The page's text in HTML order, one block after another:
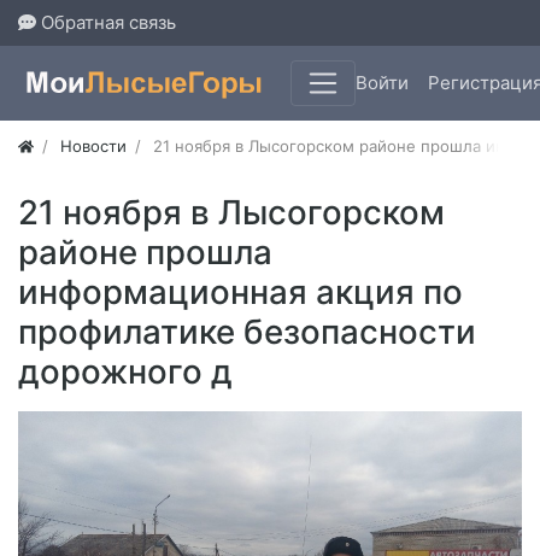
Обратная связь
Войти
Новости 21 ноября в Лысогорском районе прошла
21 ноября в Лысогорском
районе прошла
информационная акция по
профилатике безопасности
дорожного д